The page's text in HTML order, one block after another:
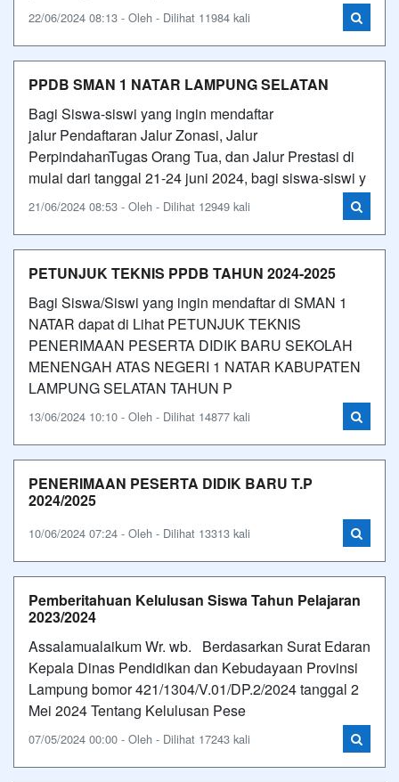
22/06/2024 08:13 - Oleh - Dilihat 11984 kali
PPDB SMAN 1 NATAR LAMPUNG SELATAN
Bagi Siswa-siswi yang ingin mendaftar
jalur Pendaftaran Jalur Zonasi, Jalur
PerpindahanTugas Orang Tua, dan Jalur Prestasi di
mulai dari tanggal 21-24 juni 2024, bagi siswa-siswi y
21/06/2024 08:53 - Oleh - Dilihat 12949 kali
PETUNJUK TEKNIS PPDB TAHUN 2024-2025
Bagi Siswa/Siswi yang ingin mendaftar di SMAN 1
NATAR dapat di Lihat PETUNJUK TEKNIS
PENERIMAAN PESERTA DIDIK BARU SEKOLAH
MENENGAH ATAS NEGERI 1 NATAR KABUPATEN
LAMPUNG SELATAN TAHUN P
13/06/2024 10:10 - Oleh - Dilihat 14877 kali
PENERIMAAN PESERTA DIDIK BARU T.P
2024/2025
10/06/2024 07:24 - Oleh - Dilihat 13313 kali
Pemberitahuan Kelulusan Siswa Tahun Pelajaran
2023/2024
Assalamualaikum Wr. wb. Berdasarkan Surat Edaran
Kepala Dinas Pendidikan dan Kebudayaan Provinsi
Lampung bomor 421/1304/V.01/DP.2/2024 tanggal 2
Mei 2024 Tentang Kelulusan Pese
07/05/2024 00:00 - Oleh - Dilihat 17243 kali